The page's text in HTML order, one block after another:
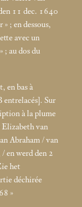
11 dec. 1640
» ; en dessous,
avec un
» ; au dos du
en bas à
entrelacés]. Sur
à la plume
Elizabeth van
Abraham / van
en werd den 2
het
déchirée
»